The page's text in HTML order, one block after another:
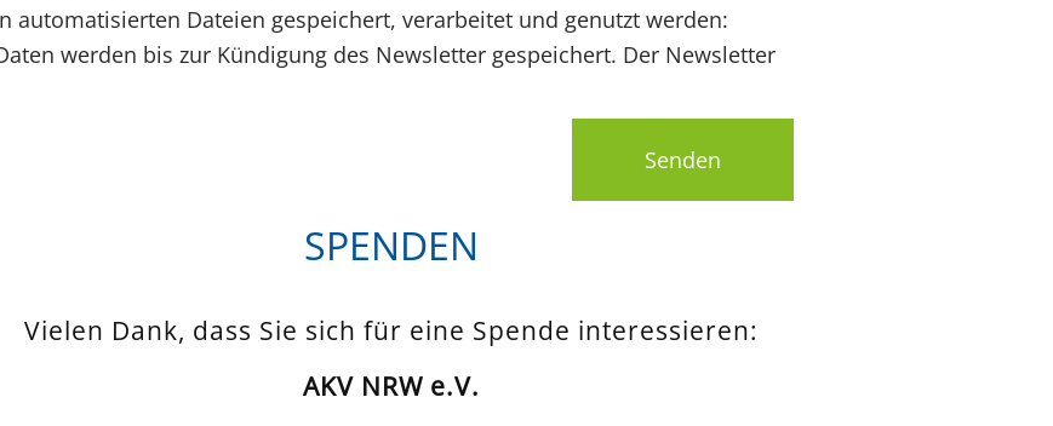
Dateien gespeichert, verarbeitet und genutzt werden:
werden bis zur Kündigung des Newsletter gespeichert. Der Newsletter
Senden
SPENDEN
Vielen Dank, dass Sie sich für eine Spende interessieren:
AKV NRW e.V.